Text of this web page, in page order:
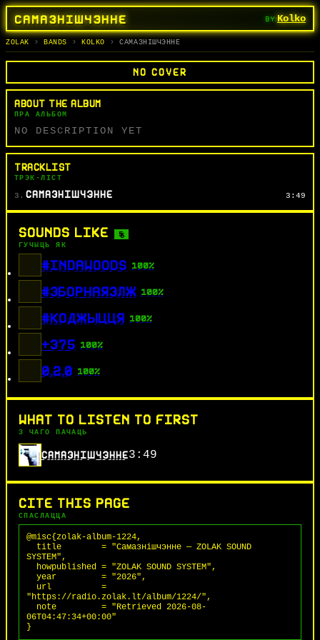
САМАЗНIШЧЭННЕ BY:Kolko
BANDS
ГУРТЫ
ALBUMS
АЛЬБОМЫ
TRACKS
СЬПЕВЫ
SEARCH
ПОШУК
ZOLAK BANDS KOLKO САМАЗНIШЧЭННЕ
NO COVER
ABOUT THE ALBUM
ПРА АЛЬБОМ
NO DESCRIPTION YET
TRACKLIST
ТРЭК-ЛІСТ
3. САМАЗНIШЧЭННЕ 3:49
SOUNDS LIKE 5
ГУЧЫЦЬ ЯК
#INDAWOODS 100%
#ЗБОРНАЯЗЛЖ 100%
#КОДЖЫЦЦЯ 100%
+375 100%
0.2.0 100%
WHAT TO LISTEN TO FIRST
З ЧАГО ПАЧАЦЬ
САМАЗНIШЧЭННЕ3:49
CITE THIS PAGE
СПАСЛАЦЦА
@misc{zolak-album-1224,
SYSTEM",
"https://radio.zolak.lt/album/1224/",
06T04:47:34+00:00"
}